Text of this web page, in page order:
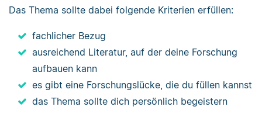
Das Thema sollte dabei folgende Kriterien erfüllen:
fachlicher Bezug
ausreichend Literatur, auf der deine Forschung
aufbauen kann
es gibt eine Forschungslücke, die du füllen kannst
das Thema sollte dich persönlich begeistern